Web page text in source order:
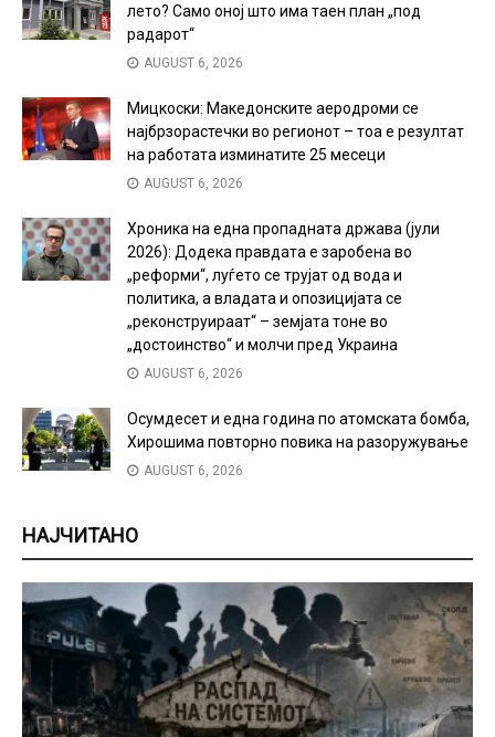
лето? Само оној што има таен план „под
радарот“
AUGUST 6, 2026
Мицкоски: Македонските аеродроми се
најбрзорастечки во регионот – тоа е резултат
на работата изминатите 25 месеци
AUGUST 6, 2026
Хроника на една пропадната држава (јули
2026): Додека правдата е заробена во
„реформи“, луѓето се трујат од вода и
политика, а владата и опозицијата се
„реконструираат“ – земјата тоне во
„достоинство“ и молчи пред Украина
AUGUST 6, 2026
Осумдесет и една година по атомската бомба,
Хирошима повторно повика на разоружување
AUGUST 6, 2026
НАЈЧИТАНО